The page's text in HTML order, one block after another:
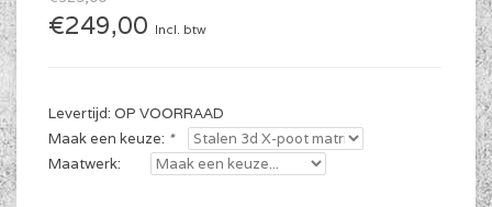
€249,00 Incl. btw
Levertijd: OP VOORRAAD
Maak een keuze: *
Maatwerk: